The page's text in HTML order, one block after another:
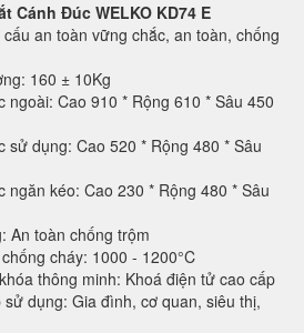
Cánh Đúc WELKO KD74 E
cấu an toàn vững chắc, an toàn, chống
160 ± 10Kg
ngoài: Cao 910 * Rộng 610 * Sâu 450
sử dụng: Cao 520 * Rộng 480 * Sâu
ngăn kéo: Cao 230 * Rộng 480 * Sâu
An toàn chống trộm
cháy: 1000 - 1200°C
thông minh: Khoá điện tử cao cấp
dụng: Gia đình, cơ quan, siêu thị,